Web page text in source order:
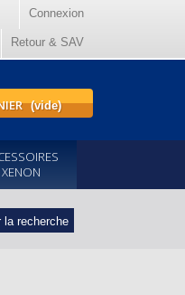
Connexion
Retour & SAV
(vide)
XENON
la recherche